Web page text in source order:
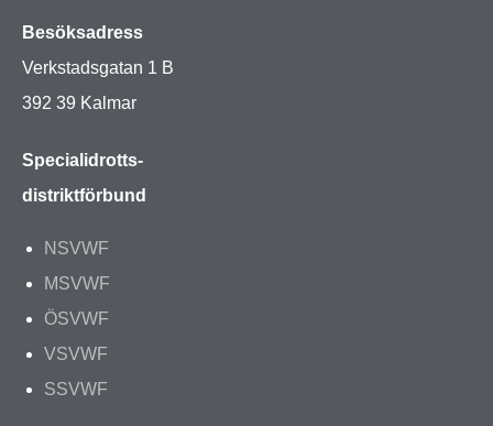
Besöksadress
Verkstadsgatan 1 B
392 39 Kalmar
Specialidrotts-
distriktförbund
NSVWF
MSVWF
ÖSVWF
VSVWF
SSVWF